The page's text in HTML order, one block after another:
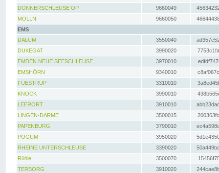
DONNERSCHLEUSE OP
9660049
MÖLLN
9660050
EMS
DALUM
3550040
DUKEGAT
3990020
EMDEN NEUE SEESCHLEUSE
3970010
EMSHÖRN
9340010
FUESTRUP
3310010
KNOCK
3990010
LEERORT
3910010
LINGEN-DARME
3500015
PAPENBURG
3790010
POGUM
3950020
RHEINE UNTERSCHLEUSE
3390020
Rühle
3500070
TERBORG
3910020